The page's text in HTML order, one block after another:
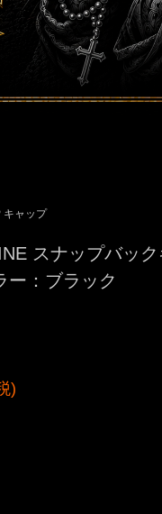
キャップ
スナップバッ
ー：ブラック
)